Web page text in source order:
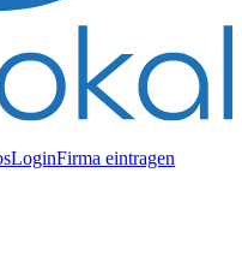
LoginFirma eintragen